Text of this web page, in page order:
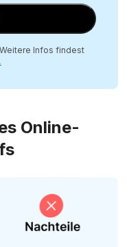
Infos findest
.
Online-